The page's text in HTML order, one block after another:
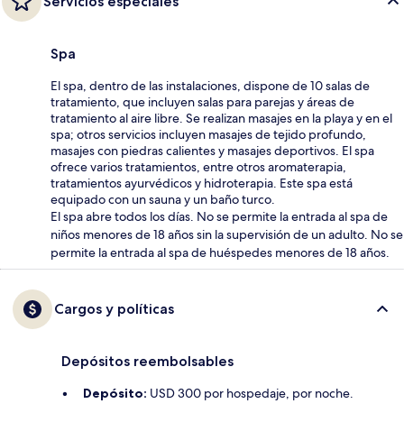
Spa
El spa, dentro de las instalaciones, dispone de 10 salas de
tratamiento, que incluyen salas para parejas y áreas de
tratamiento al aire libre. Se realizan masajes en la playa y en el
spa; otros servicios incluyen masajes de tejido profundo,
masajes con piedras calientes y masajes deportivos. El spa
ofrece varios tratamientos, entre otros aromaterapia,
tratamientos ayurvédicos y hidroterapia. Este spa está
equipado con un sauna y un baño turco.
El spa abre todos los días. No se permite la entrada al spa de
niños menores de 18 años sin la supervisión de un adulto. No se
permite la entrada al spa de huéspedes menores de 18 años.
Cargos y políticas
Depósitos reembolsables
Depósito: USD 300 por hospedaje, por noche.